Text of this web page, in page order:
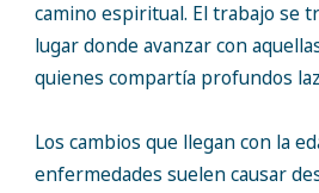
camino espiritual. El trabajo se
lugar donde avanzar con
quienes compartía profundos
Los cambios que llegan con la
enfermedades suelen causar